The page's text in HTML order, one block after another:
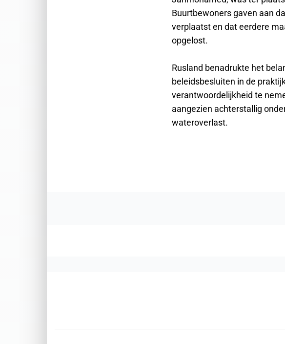
Buurtbewoners gaven aan
verplaatst en dat eerdere
opgelost.
Rusland benadrukte het
beleidsbesluiten in de
verantwoordelijkheid te
aangezien achterstallig
wateroverlast.